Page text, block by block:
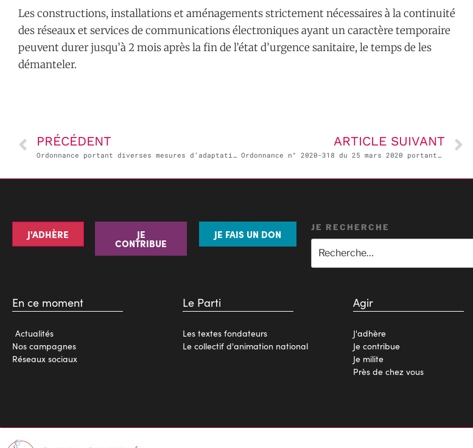
Les constructions, installations et aménagements strictement nécessaires à la continuité
des réseaux et services de communications électroniques ayant un caractère temporaire
peuvent durer jusqu’à 2 mois après la fin de l’état d’urgence sanitaire, le temps de les
démanteler.
PRÉCÉDENT
Ordonnance portant diverses mesures d’adaptation des règles de passation, de procédure ou d’exécution des contrats soumis au code de la commande publique et des contrats publics qui n’en relèvent pas
ARTICLE SUIVANT
Ordonnance n° 2020-318 du 25 mars 2020 portant adaptation des règles relatives à l’établissement, l’arrêté, l’audit, la revue, l’approbation et la publication des comptes et des autres documents et informations que les personnes morales et entités dépourvues de personnalité morale de droit privé sont tenues de déposer ou publier
J'ADHÈRE JE
CONTRIBUE
JE FAIS UN DON
JE RECHERCHE
En ce moment
Actualités
Nos campagnes
Réseaux sociaux
Le Parti
Les textes fondateurs
Le collectif d'animation national
Agir
J'adhère
Je contribue
Je milite
Près de chez vous